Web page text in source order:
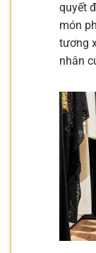
quyết
món
tương
nhân